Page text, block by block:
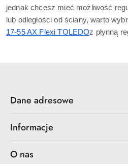
jednak chcesz mieć możliwość
lub odległości od ściany, warto
17-55 AX Flexi TOLEDOz płynną
Dane adresowe
Informacje
O nas